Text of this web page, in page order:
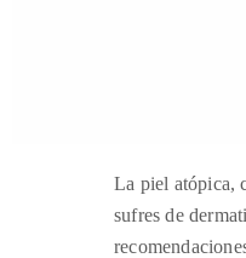
La piel atópica,
sufres de